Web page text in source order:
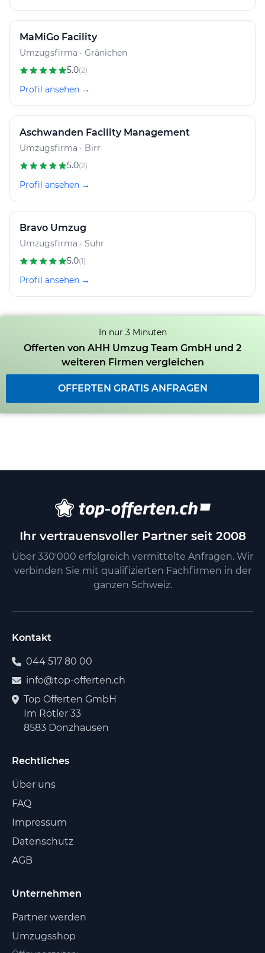
MaMiGo Facility
Umzugsfirma · Gränichen
5.0(2)
Profil ansehen →
Aschwanden Facility Management
Umzugsfirma · Birr
5.0(2)
Profil ansehen →
Bravo Umzug
Umzugsfirma · Suhr
5.0(1)
Profil ansehen →
In nur 3 Minuten
Offerten von AHH Umzug Team GmbH und 2
weiteren Firmen vergleichen
OFFERTEN GRATIS ANFRAGEN
Ihr vertrauensvoller Partner seit 2008
Über 330'000 erfolgreich vermittelte Anfragen. Wir
verbinden Sie mit qualifizierten Fachfirmen in der
ganzen Schweiz.
Kontakt
044 517 80 00
info@top-offerten.ch
Top Offerten GmbH
Im Rötler 33
8583 Donzhausen
Rechtliches
Über uns
FAQ
Impressum
Datenschutz
AGB
Unternehmen
Partner werden
Umzugsshop